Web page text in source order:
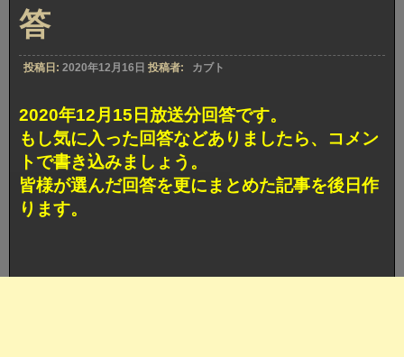
答
投稿日: 2020年12月16日 投稿者: カブト
2020年12月15日放送分回答です。
もし気に入った回答などありましたら、コメン
トで書き込みましょう。
皆様が選んだ回答を更にまとめた記事を後日作
ります。